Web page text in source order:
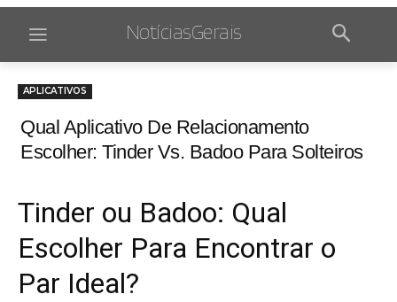
NotíciasGerais
APLICATIVOS
Qual Aplicativo De Relacionamento
Escolher: Tinder Vs. Badoo Para Solteiros
Tinder ou Badoo: Qual
Escolher Para Encontrar o
Par Ideal?